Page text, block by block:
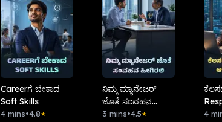
Careerಗೆ ಬೇಕಾದ
Soft Skills
4 mins•4.8★
ನಿಮ್ಮ ಮ್ಯಾನೇಜರ್
ಜೊತೆ ಸಂವಹನ
ಹೀಗಿರಲಿ
3 mins•4.5★ 4